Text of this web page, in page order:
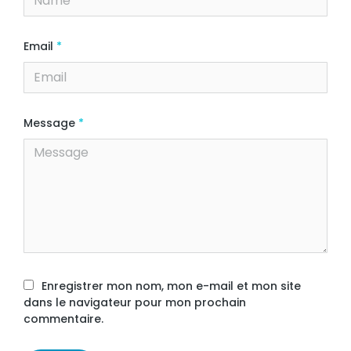
Email *
Message *
Enregistrer mon nom, mon e-mail et mon site
dans le navigateur pour mon prochain
commentaire.